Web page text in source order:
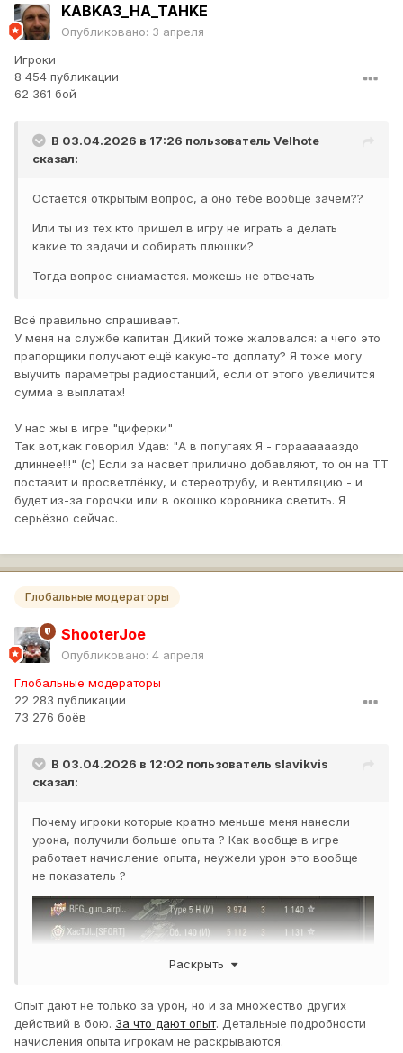
KABKA3_HA_TAHKE
Опубликовано: 3 апреля
Игроки
8 454 публикации
62 361 бой
В 03.04.2026 в 17:26 пользователь Velhote
сказал:
Остается открытым вопрос, а оно тебе вообще зачем??
Или ты из тех кто пришел в игру не играть а делать
какие то задачи и собирать плюшки?
Тогда вопрос сниамается. можешь не отвечать
Всё правильно спрашивает.
У меня на службе капитан Дикий тоже жаловался: а чего это
прапорщики получают ещё какую-то доплату? Я тоже могу
выучить параметры радиостанций, если от этого увеличится
сумма в выплатах!
У нас жы в игре "циферки"
Так вот,как говорил Удав: "А в попугаях Я - горааааааздо
длиннее!!!" (с) Если за насвет прилично добавляют, то он на ТТ
поставит и просветлёнку, и стереотрубу, и вентиляцию - и
будет из-за горочки или в окошко коровника светить. Я
серьёзно сейчас.
Глобальные модераторы
ShooterJoe
Опубликовано: 4 апреля
Глобальные модераторы
22 283 публикации
73 276 боёв
В 03.04.2026 в 12:02 пользователь slavikvis
сказал:
Почему игроки которые кратно меньше меня нанесли
урона, получили больше опыта ? Как вообще в игре
работает начисление опыта, неужели урон это вообще
не показатель ?
Раскрыть
Опыт дают не только за урон, но и за множество других
действий в бою. За что дают опыт. Детальные подробности
начисления опыта игрокам не раскрываются.